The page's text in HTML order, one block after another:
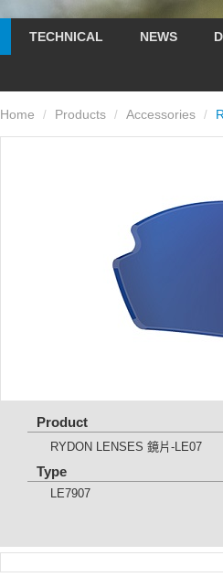
TECHNICAL NEWS
Home / Products / Accessories /
Product
RYDON LENSES 鏡片-LE07
Type
LE7907